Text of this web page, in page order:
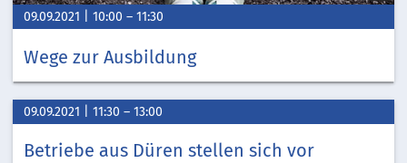
09.09.2021 10:00 – 11:30
Wege zur Ausbildung
09.09.2021 11:30 – 13:00
Betriebe aus Düren stellen sich vor